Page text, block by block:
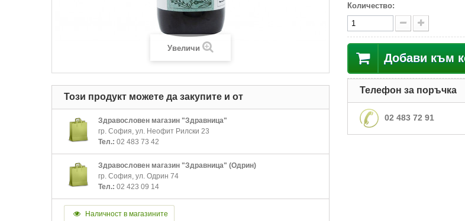
Увеличи
Този продукт можете да закупите и от
Здравословен магазин "Здравница"
гр. София, ул. Неофит Рилски 23
Тел.: 02 483 73 42
Здравословен магазин "Здравница" (Одрин)
гр. София, ул. Одрин 74
Тел.: 02 423 09 14
Наличност в магазините
Количество:
Добави към
Телефон за поръчка
02 483 72 91